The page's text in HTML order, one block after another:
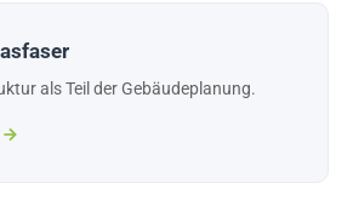
als Teil der Gebäudeplanung.